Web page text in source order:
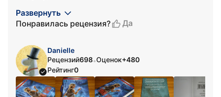
Развернуть
Понравилась рецензия?
Да
Danielle
Рецензий698•Оценок+480
Рейтинг0